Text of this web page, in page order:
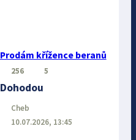
Prodám křížence beranů
256 5
Dohodou
Cheb
10.07.2026, 13:45